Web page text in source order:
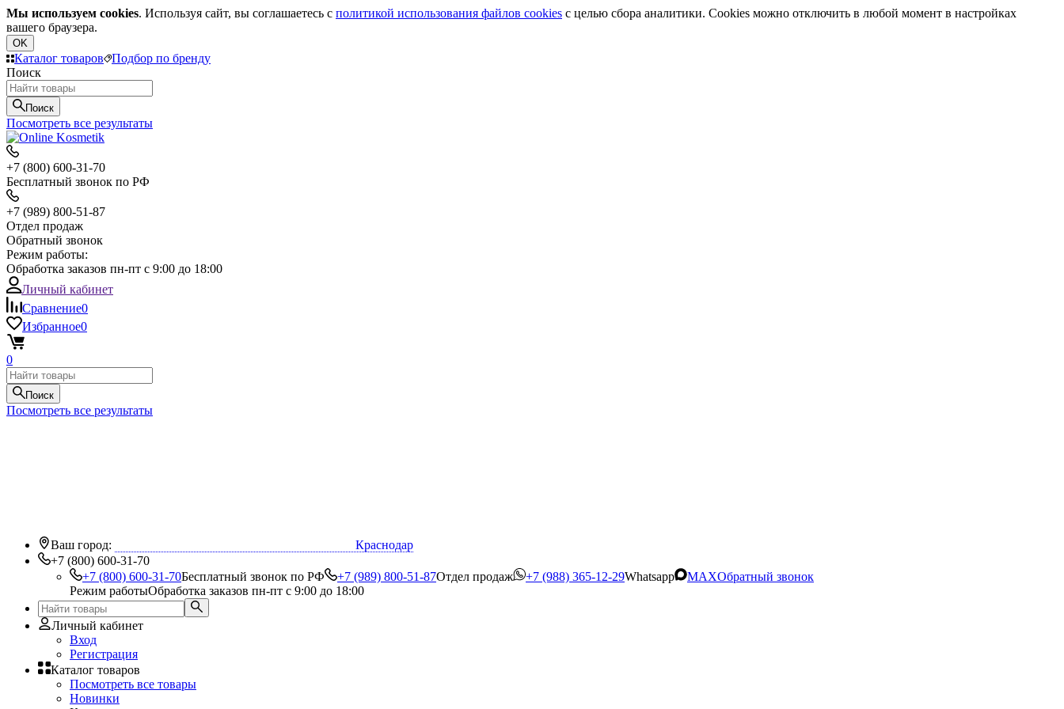
Мы используем cookies. Используя сайт, вы соглашаетесь с политикой использования файлов cookies с целью сбора аналитики. Cookies можно отключить в любой момент в настройках
вашего браузера.
OK
Каталог товаров
Подбор по бренду
Поиск
Поиск
Посмотреть все результаты
+7 (800) 600-31-70
Бесплатный звонок по РФ
+7 (989) 800-51-87
Отдел продаж
Обратный звонок
Режим работы:
Обработка заказов пн-пт с 9:00 до 18:00
Личный кабинет
Сравнение0
Избранное0
0
Поиск
Посмотреть все результаты
Ваш город:
Краснодар
+7 (800) 600-31-70
+7 (800) 600-31-70Бесплатный звонок по РФ +7 (989) 800-51-87Отдел продаж +7 (988) 365-12-29Whatsapp MAXОбратный звонок
Режим работыОбработка заказов пн-пт с 9:00 до 18:00
Личный кабинет
Вход
Регистрация
Каталог товаров
Посмотреть все товары
Новинки